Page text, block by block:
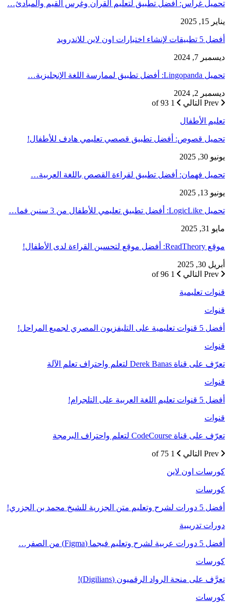
تحميل غراس: أفضل تطبيق لتعليم القرآن وغرس القيم والمبادئ…
يناير 15, 2025
أفضل 5 تطبيقات لإنشاء اختبارات اون لاين للاندرويد
ديسمبر 7, 2024
تحميل Lingopanda: أفضل تطبيق لممارسة اللغة الإنجليزية…
ديسمبر 2, 2024
التالي 1 of 93
تعليم الأطفال
تحميل قصوص: أفضل تطبيق قصصي تعليمي هادف للأطفال!
يونيو 30, 2025
تحميل فهمان: أفضل تطبيق لقراءة القصص باللغة العربية…
يونيو 13, 2025
تحميل LogicLike: أفضل تطبيق تعليمي للأطفال من 3 سنين فما…
مايو 31, 2025
موقع ReadTheory: أفضل موقع لتحسين القراءة لدى الأطفال!
أبريل 30, 2025
التالي 1 of 96
قنوات تعليمية
قنوات
أفضل 5 قنوات تعليمية على التليفزيون المصري لجميع المراحل!
قنوات
تعرّف على قناة Derek Banas لتعلم واحتراف تعلم الآلة
قنوات
أفضل 5 قنوات تعليم اللغة العربية على التلجرام!
قنوات
تعرّف على قناة CodeCourse لتعلم واحتراف البرمجة
التالي 1 of 75
كورسات اون لاين
كورسات
أفضل 5 دورات لشرح وتعليم متن الجزرية للشيخ محمد بن الجزري!
دورات تدريبية
أفضل 5 دورات عربية لشرح وتعليم فيجما (Figma) من الصفر…
كورسات
تعرَّف على منحة الرواد الرقميون (Digilians)!
كورسات